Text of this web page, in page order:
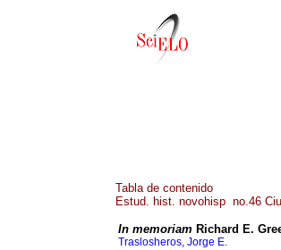
Tabla de contenido
Estud. hist. novohisp no.46
In memoriam Richard E.
Traslosheros, Jorge E.